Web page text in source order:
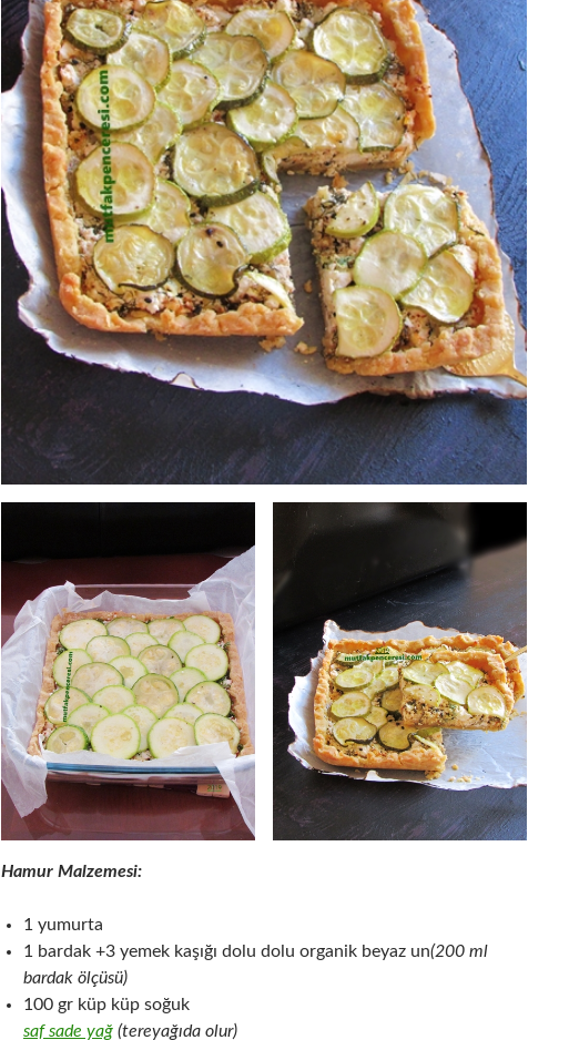
Hamur Malzemesi:
1 yumurta
1 bardak +3 yemek kaşığı dolu dolu organik beyaz un(200 ml
bardak ölçüsü)
100 gr küp küp soğuk
saf sade yağ (tereyağıda olur)